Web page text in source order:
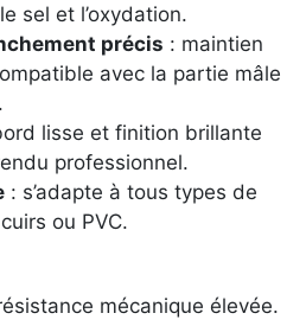
sel et l’oxydation.
précis : maintien
avec la partie mâle
lisse et finition brillante
professionnel.
: s’adapte à tous types de
ou PVC.
mécanique élevée.